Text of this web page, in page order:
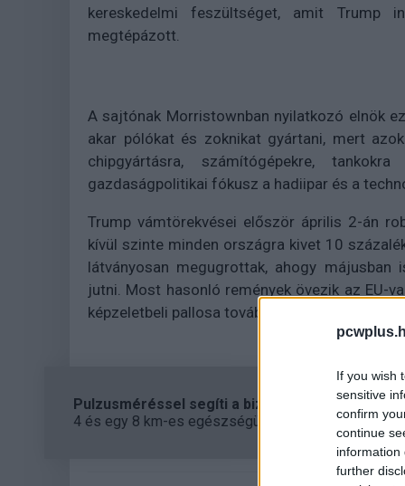
If you wish
sensitive
confirm
continue
information
further
kereskedelmi feszültséget, amit Trump
megtépázott.
A sajtónak Morristownban nyilatkozó elnök
akar pólókat és zoknikat gyártani, mert
chipgyártásra, számítógépekre,
gazdaságpolitikai fókusz a hadiipar és a
Trump vámtörekvései először április 2-án
kívül szinte minden országra kivet 10
látványosan megugrottak, ahogy májusban
jutni. Most hasonló remények övezik az EU-
képzeletbeli pallosa továbbra is a
Pulzusméréssel segíti a biztonságos mozgást
4 és egy 8 km-es egészségügyi tanösvény nyílt